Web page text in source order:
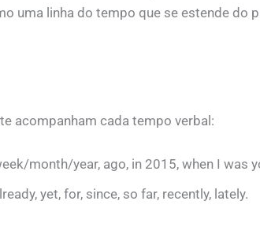
uma linha do tempo que se estende do
acompanham cada tempo verbal:
month/year, ago, in 2015, when I was
yet, for, since, so far, recently, lately.